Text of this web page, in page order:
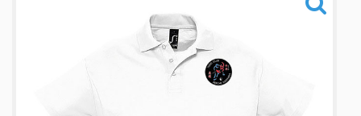
Accessoires
Sacs